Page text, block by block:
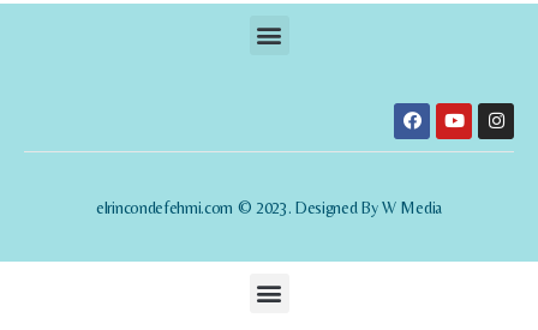
elrincondefehmi.com © 2023. Designed By W Media